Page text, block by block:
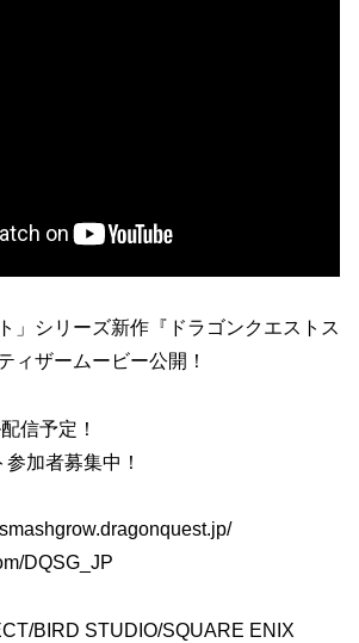
」シリーズ新作『ドラゴンクエストス
ィザームービー公開！
信予定！
加者募集中！
DQSG_JP
BIRD STUDIO/SQUARE ENIX